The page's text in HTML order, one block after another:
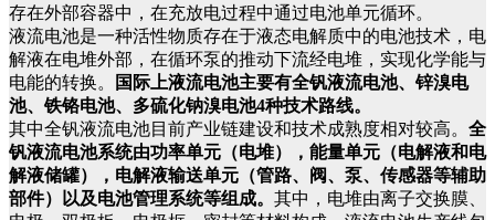
存在外部容器中，在充放电过程中通过电池单元循环。
液流电池是一种活性物质存在于液态电解质中的电池技术，电
解液在电堆外部，在循环泵的推动下流经电堆，实现化学能与
电能的转换。
国际上液流电池主要有全钒液流电池、锌溴电
池、铁铬电池、多硫化钠溴电池4种技术路线。
其中全钒液流电池目前产业链建设和技术成熟度相对较高。 全
钒液流电池系统由功率单元（电堆），能量单元（电解液和电
解液储罐），电解液输送单元（管路、阀、泵、传感器等辅助
部件）以及电池管理系统等组成。 其中，电堆由离子交换膜、